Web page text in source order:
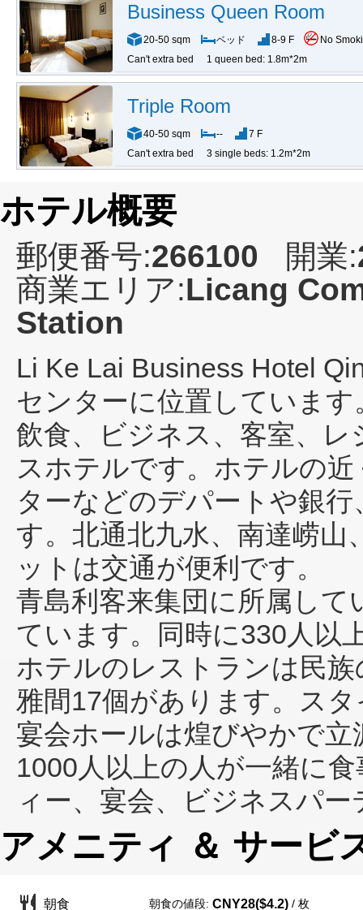
Business Queen Room
20-50 sqm ベッド 8-9 F
No
Can't extra bed
1 queen bed: 1.8m*2m
Triple Room
40-50 sqm --
7 F
Can't extra bed
3 single beds: 1.2m*2m
ホテル概要
郵便番号:266100 開業:
商業エリア:Licang
Station
Li Ke Lai Business Hotel
センターに位置していま
飲食、ビジネス、客室、
スホテルです。ホテルの
ターなどのデパートや銀
す。北通北九水、南達崂
ットは交通が便利です。
青島利客来集団に所属し
ています。同時に330人以
ホテルのレストランは民
雅間17個があります。ス
宴会ホールは煌びやかで
1000人以上の人が一緒に
ィー、宴会、ビジネスパ
アメニティ ＆ サービ
朝食 朝食の値段: CNY28($4.2) / 枚